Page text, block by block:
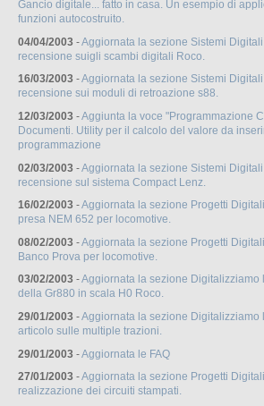
Gancio digitale... fatto in casa. Un esempio di
funzioni autocostruito.
04/04/2003 -Aggiornata la sezione Sistemi
recensione suigli scambi digitali Roco.
16/03/2003 -Aggiornata la sezione Sistemi
recensione sui moduli di retroazione s88.
12/03/2003 -Aggiunta la voce "Programmazione
Documenti. Utility per il calcolo del valore da
programmazione
02/03/2003 -Aggiornata la sezione Sistemi
recensione sul sistema Compact Lenz.
16/02/2003 -Aggiornata la sezione Progetti
presa NEM 652 per locomotive.
08/02/2003 -Aggiornata la sezione Progetti
Banco Prova per locomotive.
03/02/2003 -Aggiornata la sezione Digitalizziamo
della Gr880 in scala H0 Roco.
29/01/2003 -Aggiornata la sezione Digitalizziamo
articolo sulle multiple trazioni.
29/01/2003 -Aggiornata le FAQ
27/01/2003 -Aggiornata la sezione Progetti
realizzazione dei circuiti stampati.